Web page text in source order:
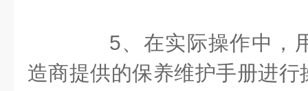
5、在实际操作中，
造商提供的保养维护手册进